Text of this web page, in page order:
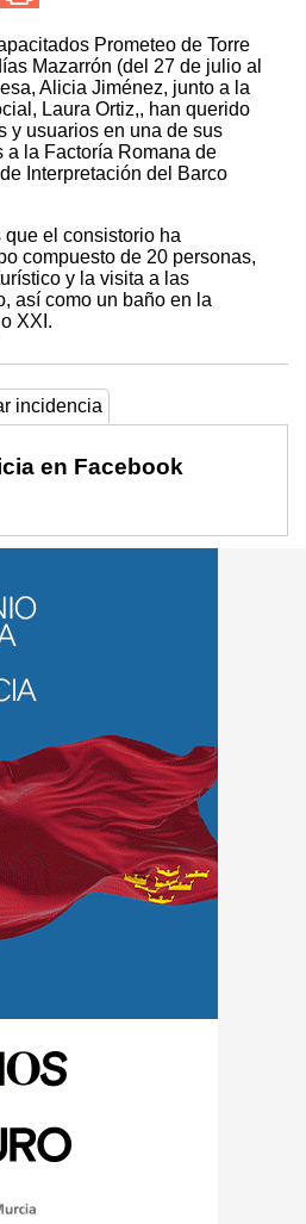
Prometeo de Torre
Mazarrón (del 27 de julio al
Alicia Jiménez, junto a la
Laura Ortiz,, han querido
y usuarios en una de sus
la Factoría Romana de
Interpretación del Barco
que el consistorio ha
compuesto de 20 personas,
y la visita a las
así como un baño en la
XXI.
incidencia
en Facebook